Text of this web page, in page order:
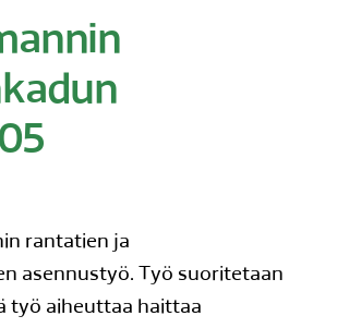
rantatien ja
asennustyö. Työ suoritetaan
työ aiheuttaa haittaa